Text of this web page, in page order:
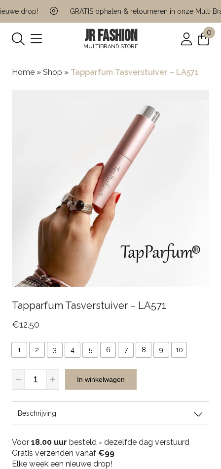
drop! GRATIS ophalen & retourneren in onze Multi
JR FASHION
MULTIBRAND STORE
0
Home » Shop » Tapparfum Tasverstuiver – LA571
Tapparfum Tasverstuiver – LA571
€12.50
1 2 3 4 5 6 7 8 9 10
Tapparfum
Tasverstuiver
quantity
In winkelwagen
Beschrijving
Voor 18.00 uur besteld = dezelfde dag verstuurd
Gratis verzenden vanaf €99
Elke week een nieuwe drop!